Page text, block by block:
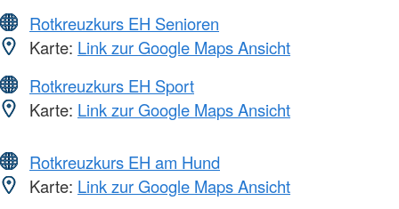
Rotkreuzkurs EH Senioren
Karte: Link zur Google Maps Ansicht
Rotkreuzkurs EH Sport
Karte: Link zur Google Maps Ansicht
Rotkreuzkurs EH am Hund
Karte: Link zur Google Maps Ansicht